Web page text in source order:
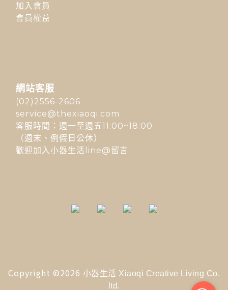
加入會員
會員權益
網站客服
(02)2556-2606
service@thexiaoqi.com
客服時間：週一至週五11:00~18:00
（週末、例假日公休）
歡迎加入小器生活line@留言
Copyright ©2026 小器生活 Xiaoqi Creative Living Co.
ltd.